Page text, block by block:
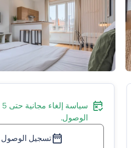
الوصول.
تسجيل الوصول